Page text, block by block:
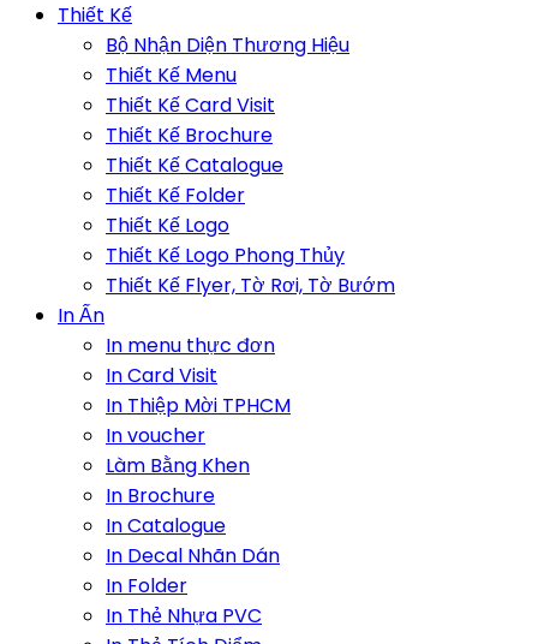
Thiết Kế
Bộ Nhận Diện Thương Hiệu
Thiết Kế Menu
Thiết Kế Card Visit
Thiết Kế Brochure
Thiết Kế Catalogue
Thiết Kế Folder
Thiết Kế Logo
Thiết Kế Logo Phong Thủy
Thiết Kế Flyer, Tờ Rơi, Tờ Bướm
In Ấn
In menu thực đơn
In Card Visit
In Thiệp Mời TPHCM
In voucher
Làm Bằng Khen
In Brochure
In Catalogue
In Decal Nhãn Dán
In Folder
In Thẻ Nhựa PVC